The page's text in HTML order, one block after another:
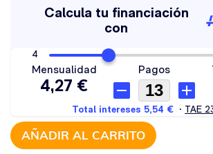
AÑADIR AL CARRITO